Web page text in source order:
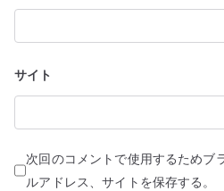
サイト
次回のコメントで使用するためブ
ルアドレス、サイトを保存する。